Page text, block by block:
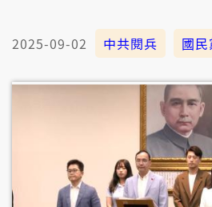
2025-09-02 中共閱兵 國民